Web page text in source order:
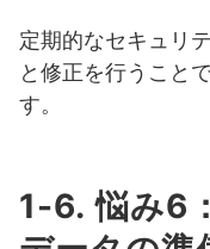
定期的なセキュリ
と修正を行うこと
す。
1-6. 悩み6